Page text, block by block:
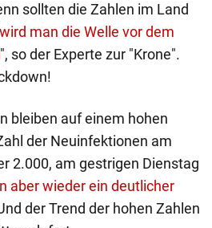
sollten die Zahlen im Land
wird man die Welle vor dem
", so der Experte zur "Krone".
bleiben auf einem hohen
der Neuinfektionen am
2.000, am gestrigen Dienstag
aber wieder ein deutlicher
der Trend der hohen Zahlen